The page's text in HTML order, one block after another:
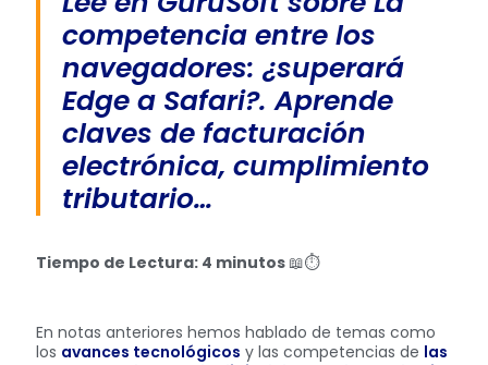
competencia entre los
navegadores: ¿superará
Edge a Safari?. Aprende
claves de facturación
electrónica, cumplimiento
tributario…
Tiempo de Lectura: 4 minutos 📖⏱
En notas anteriores hemos hablado de temas como
los avances tecnológicos y las competencias de las